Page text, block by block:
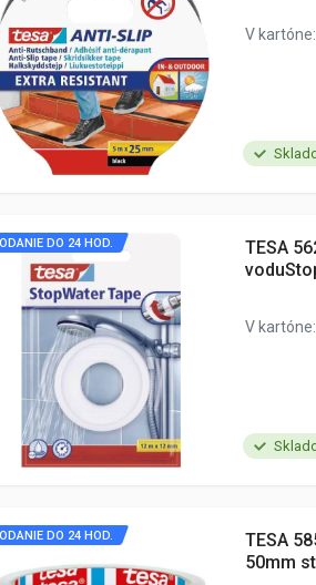
V
DO 24 HOD.
TESA
V
DO 24 HOD.
TESA
50mm